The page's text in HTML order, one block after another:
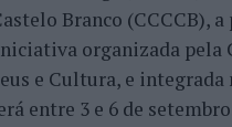
acabou eliminado
no quadro principal,
Branco (CCCCB),
organizada pela
e Cultura, e
entre 3 e 6 de